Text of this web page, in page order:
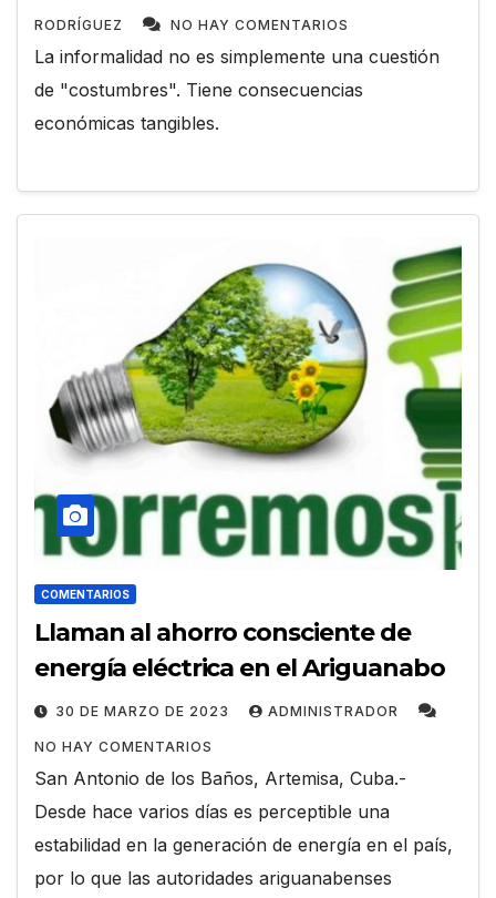
RODRÍGUEZ NO HAY COMENTARIOS
La informalidad no es simplemente una cuestión
de "costumbres". Tiene consecuencias
económicas tangibles.
COMENTARIOS
Llaman al ahorro consciente de
energía eléctrica en el Ariguanabo
30 DE MARZO DE 2023 ADMINISTRADOR
NO HAY COMENTARIOS
San Antonio de los Baños, Artemisa, Cuba.-
Desde hace varios días es perceptible una
estabilidad en la generación de energía en el país,
por lo que las autoridades ariguanabenses